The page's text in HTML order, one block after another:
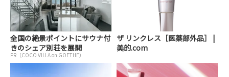
全国の絶景ポイントにサウナ付
きのシェア別荘を展開
PR（COCO VILLA on GOETHE）
ザ リンクレス［医薬部外品］ |
美的.com